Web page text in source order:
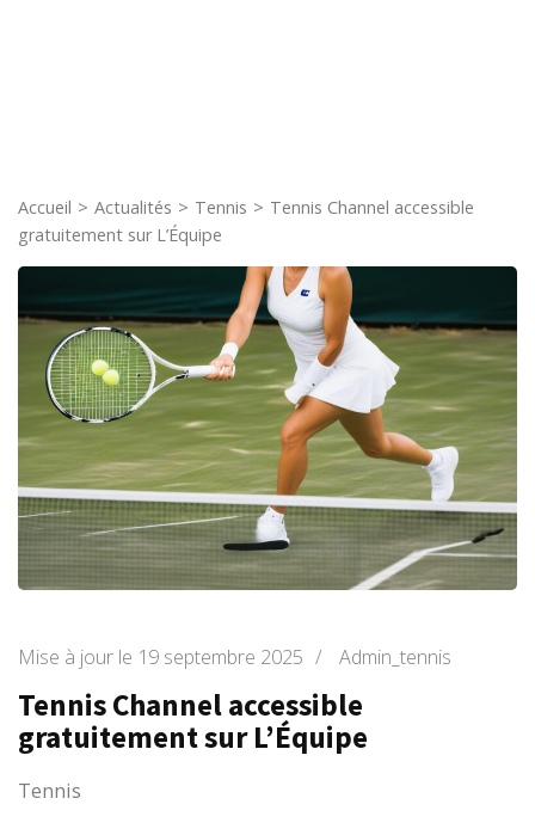
Accueil > Actualités > Tennis > Tennis Channel accessible
gratuitement sur L’Équipe
Mise à jour le 19 septembre 2025 / Admin_tennis
Tennis Channel accessible
gratuitement sur L’Équipe
Tennis